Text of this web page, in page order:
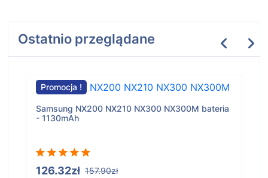
Ostatnio przeglądane
Promocja !
Samsung NX200 NX210 NX300 NX300M bateria
- 1130mAh
126.32zł 157.90zł